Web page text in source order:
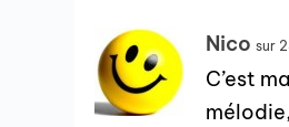
Nico sur
C’est